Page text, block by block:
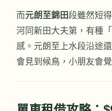
而元朗至錦田段雖然短
河同新田大夫第，有種
感。元朗至上水段沿途
會見到候鳥，小朋友會